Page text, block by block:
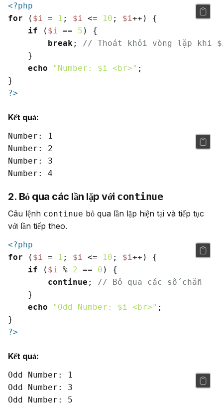
<?php
for ( $i = 1 ; $i <= 10 ; $i++) {
if ( $i == 5 ) {
break; // Thoát khỏi vòng lặp khi
    }
echo
"Number: $i <br>" ;
?>
Kết quả:
Number: 1
Number: 2
Number: 3
2. Bỏ qua các lần lặp với continue
Câu lệnh continue bỏ qua lần lặp hiện tại và tiếp tục
với lần tiếp theo.
<?php
for ( $i = 1 ; $i <= 10 ; $i++) {
if ( $i % 2 == 0 ) {
continue ; // Bỏ qua các số chẵn
    }
echo
"Odd Number: $i <br>" ;
?>
Kết quả:
Odd Number: 1
Odd Number: 3
Odd Number: 5